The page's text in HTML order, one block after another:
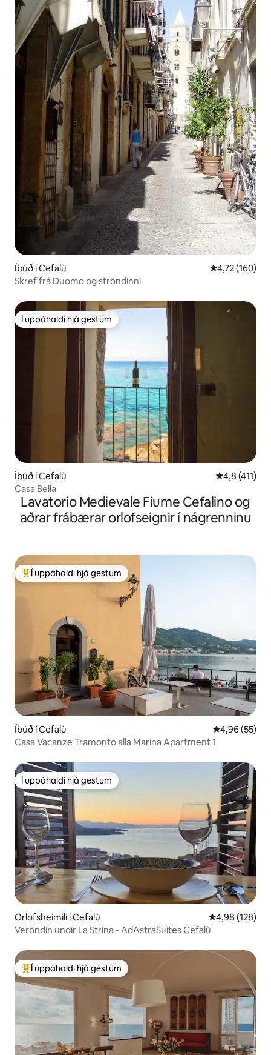
Íbúð í Cefalù 4,72 af 5 í
4,72 (160)
Skref frá Duomo og ströndinni
Í uppáhaldi hjá gestum
Í uppáhaldi hjá gestum
Íbúð í Cefalù 4,8 af 5 í
4,8 (411)
Casa Bella
Lavatorio Medievale Fiume Cefalino og
aðrar frábærar orlofseignir í nágrenninu
Í mestu uppáhaldi hjá gestum
Í uppáhaldi hjá gestum
Íbúð í Cefalù 4,96 af 5 í
4,96 (55)
Casa Vacanze Tramonto alla Marina Apartment 1
Í uppáhaldi hjá gestum
Í uppáhaldi hjá gestum
Orlofsheimili í Cefalù 4,98 af 5 í
4,98 (128)
Veröndin undir La Strina - AdAstraSuites Cefalù
Í mestu uppáhaldi hjá gestum
Í uppáhaldi hjá gestum